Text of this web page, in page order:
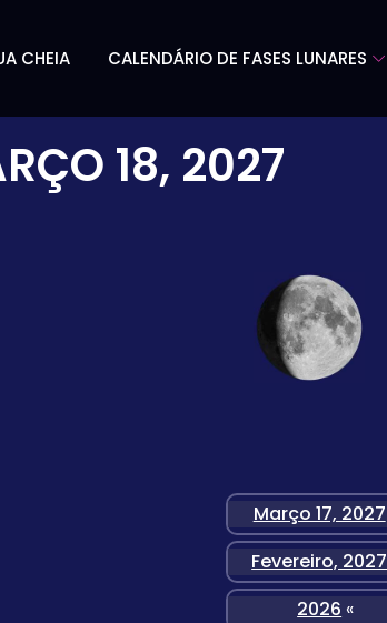
CHEIA CALENDÁRIO DE FASES LUNARES
18, 2027
Março 17, 2027
Fevereiro, 2027
2026 «